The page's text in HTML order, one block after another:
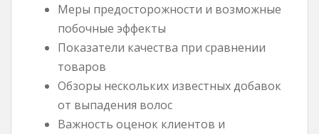
Меры предосторожности и возможные
побочные эффекты
Показатели качества при сравнении
товаров
Обзоры нескольких известных добавок
от выпадения волос
Важность оценок клиентов и